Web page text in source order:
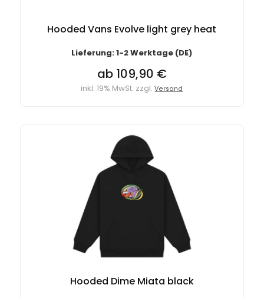
Hooded Vans Evolve light grey heat
Lieferung: 1-2 Werktage (DE)
ab 109,90 €
inkl. 19% MwSt. zzgl.Versand
Hooded Dime Miata black